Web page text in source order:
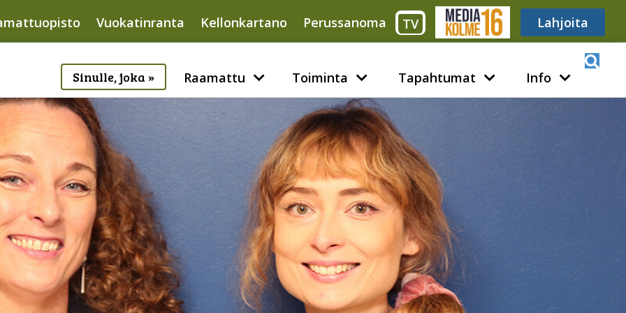
Vuokatinranta Kellonkartano Perussanoma TV Media316 Lahjoita
Sinulle, joka » Raamattu Toiminta Tapahtumat Info